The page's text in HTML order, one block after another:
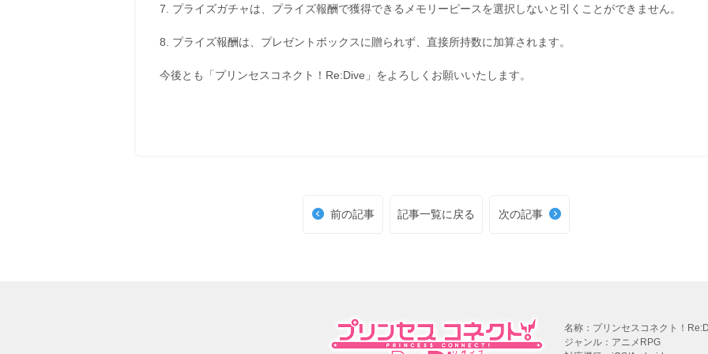
7. プライズガチャは、プライズ報酬で獲得できるメモリーピースを選択しないと引くことができません。
8. プライズ報酬は、プレゼントボックスに贈られず、直接所持数に加算されます。
今後とも「プリンセスコネクト！Re:Dive」をよろしくお願いいたします。
前の記事 記事一覧に戻る 次の記事
名称：プリンセスコネクト！
ジャンル：アニメRPG